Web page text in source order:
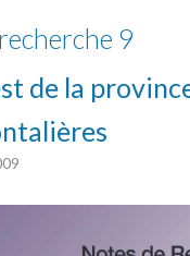
9
de la